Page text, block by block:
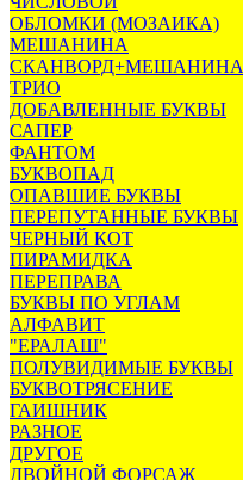
ОБЛОМКИ (МОЗАИКА)
МЕШАНИНА
СКАНВОРД+МЕШАНИНА
ТРИО
ДОБАВЛЕННЫЕ БУКВЫ
САПЕР
ФАНТОМ
БУКВОПАД
ОПАВШИЕ БУКВЫ
ПЕРЕПУТАННЫЕ БУКВЫ
ЧЕРНЫЙ КОТ
ПИРАМИДКА
ПЕРЕПРАВА
БУКВЫ ПО УГЛАМ
АЛФАВИТ
"ЕРАЛАШ"
ПОЛУВИДИМЫЕ БУКВЫ
БУКВОТРЯСЕНИЕ
ГАИШНИК
РАЗНОЕ
ДРУГОЕ
ДВОЙНОЙ ФОРСАЖ